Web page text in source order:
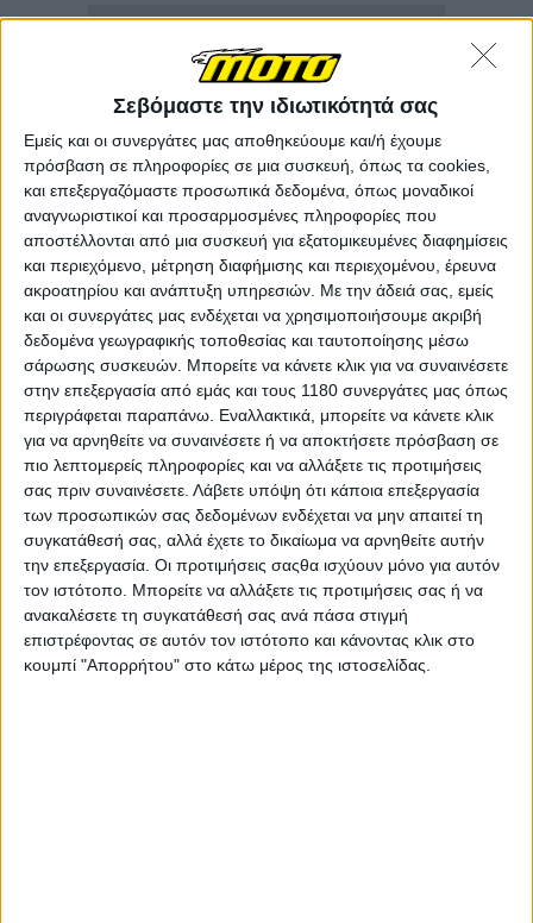
Σεβόμαστε την ιδιωτικότητά σας
Εμείς και οι συνεργάτες μας αποθηκεύουμε και/ή έχουμε
πρόσβαση σε πληροφορίες σε μια συσκευή, όπως τα cookies,
και επεξεργαζόμαστε προσωπικά δεδομένα, όπως μοναδικοί
αναγνωριστικοί και προσαρμοσμένες πληροφορίες που
αποστέλλονται από μια συσκευή για εξατομικευμένες διαφημίσεις
και περιεχόμενο, μέτρηση διαφήμισης και περιεχομένου, έρευνα
ακροατηρίου και ανάπτυξη υπηρεσιών. Με την άδειά σας, εμείς
και οι συνεργάτες μας ενδέχεται να χρησιμοποιήσουμε ακριβή
δεδομένα γεωγραφικής τοποθεσίας και ταυτοποίησης μέσω
σάρωσης συσκευών. Μπορείτε να κάνετε κλικ για να συναινέσετε
στην επεξεργασία από εμάς και τους 1180 συνεργάτες μας όπως
περιγράφεται παραπάνω. Εναλλακτικά, μπορείτε να κάνετε κλικ
για να αρνηθείτε να συναινέσετε ή να αποκτήσετε πρόσβαση σε
πιο λεπτομερείς πληροφορίες και να αλλάξετε τις προτιμήσεις
σας πριν συναινέσετε. Λάβετε υπόψη ότι κάποια επεξεργασία
των προσωπικών σας δεδομένων ενδέχεται να μην απαιτεί τη
συγκατάθεσή σας, αλλά έχετε το δικαίωμα να αρνηθείτε αυτήν
την επεξεργασία. Οι προτιμήσεις σαςθα ισχύουν μόνο για αυτόν
τον ιστότοπο. Μπορείτε να αλλάξετε τις προτιμήσεις σας ή να
ανακαλέσετε τη συγκατάθεσή σας ανά πάσα στιγμή
επιστρέφοντας σε αυτόν τον ιστότοπο και κάνοντας κλικ στο
κουμπί "Απορρήτου" στο κάτω μέρος της ιστοσελίδας.